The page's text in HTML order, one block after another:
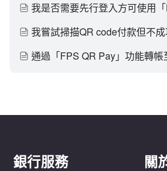
我嘗試掃描QR code付款但不
銀行服務 關